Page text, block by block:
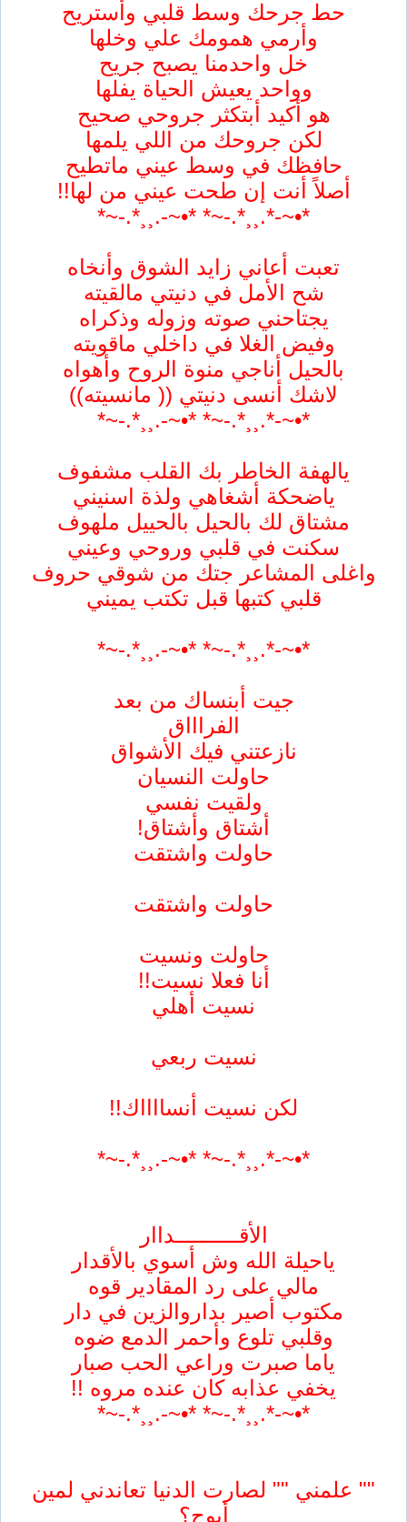
حط جرحك وسط قلبي وأستريح
وأرمي همومك علي وخلها
خل واحدمنا يصبح جريح
وواحد يعيش الحياة يفلها
هو أكيد أبتكثر جروحي صحيح
لكن جروحك من اللي يلمها
حافظك في وسط عيني ماتطيح
أصلاً أنت إن طحت عيني من لها!!
*•~-*.¸¸*.-~* *•~-.¸¸*.-~*
تعبت أعاني زايد الشوق وأنخاه
شح الأمل في دنيتي مالقيته
يجتاحني صوته وزوله وذكراه
وفيض الغلا في داخلي ماقويته
بالحيل أناجي منوة الروح وأهواه
لاشك أنسى دنيتي (( مانسيته))
*•~-*.¸¸*.-~* *•~-.¸¸*.-~*
يالهفة الخاطر بك القلب مشفوف
ياضحكة أشغاهي ولذة اسنيني
مشتاق لك بالحيل بالحييل ملهوف
سكنت في قلبي وروحي وعيني
واغلى المشاعر جتك من شوقي حروف
قلبي كتبها قبل تكتب يميني
*•~-*.¸¸*.-~* *•~-.¸¸*.-~*
جيت أبنساك من بعد
الفراااق
نازعتني فيك الأشواق
حاولت النسيان
ولقيت نفسي
أشتاق وأشتاق!
حاولت واشتقت
حاولت واشتقت
حاولت ونسيت
أنا فعلا نسيت!!
نسيت أهلي
نسيت ربعي
لكن نسيت أنسااااك!!
*•~-*.¸¸*.-~* *•~-.¸¸*.-~*
الأقــــــــــداار
ياحيلة الله وش أسوي بالأقدار
مالي على رد المقادير قوه
مكتوب أصير بداروالزين في دار
وقلبي تلوع وأحمر الدمع ضوه
ياما صبرت وراعي الحب صبار
يخفي عذابه كان عنده مروه !!
*•~-*.¸¸*.-~* *•~-.¸¸*.-~*
"" علمني "" لصارت الدنيا تعاندني لمين
أبوح؟